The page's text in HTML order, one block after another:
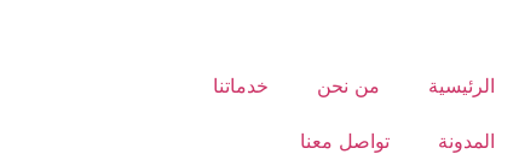
الرئيسية من نحن خدماتنا
المدونة تواصل معنا